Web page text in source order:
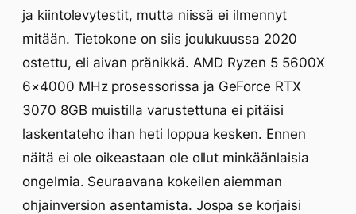
ja kiintolevytestit, mutta niissä ei ilmennyt
mitään. Tietokone on siis joulukuussa 2020
ostettu, eli aivan pränikkä. AMD Ryzen 5 5600X
6×4000 MHz prosessorissa ja GeForce RTX
3070 8GB muistilla varustettuna ei pitäisi
laskentateho ihan heti loppua kesken. Ennen
näitä ei ole oikeastaan ole ollut minkäänlaisia
ongelmia. Seuraavana kokeilen aiemman
ohjainversion asentamista. Jospa se korjaisi